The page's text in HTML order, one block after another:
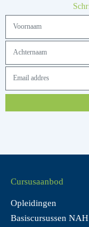
Cursusaanbod
Opleidingen
Basiscursussen NAH